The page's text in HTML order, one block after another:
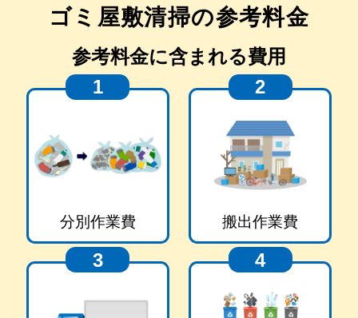
ゴミ屋敷清掃の参考料金
参考料金に含まれる費用
1
分別作業費
2
搬出作業費
3 4